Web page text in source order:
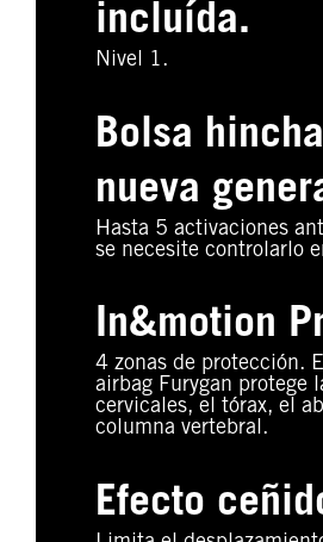
incluída.
Nivel 1.
Bolsa
nueva
Hasta 5 activaciones
se necesite controlarlo
In&motion
4 zonas de protección.
airbag Furygan protege
cervicales, el tórax, el
columna vertebral.
Efecto